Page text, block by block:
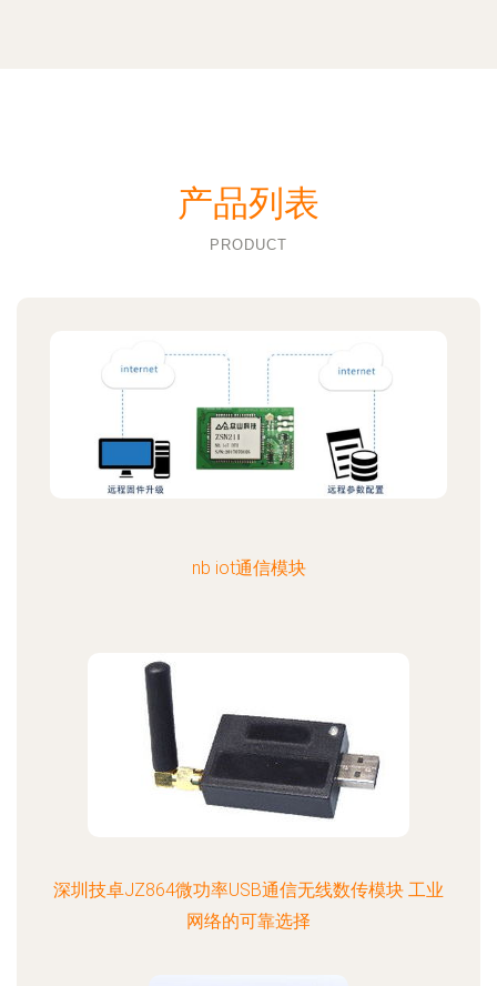
产品列表
PRODUCT
nb iot通信模块
深圳技卓JZ864微功率USB通信无线数传模块 工业
网络的可靠选择